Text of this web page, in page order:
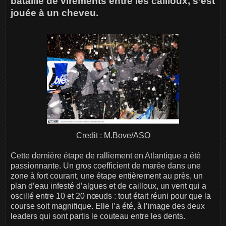
jouée à un cheveu.
Credit : M.Bove/ASO
Cette dernière étape de ralliement en Atlantique a été
passionnante. Un gros coefficient de marée dans une
zone à fort courant, une étape entièrement au près, un
plan d’eau infesté d’algues et de cailloux, un vent qui a
oscillé entre 10 et 20 nœuds : tout était réuni pour que la
course soit magnifique. Elle l’a été, à l’image des deux
leaders qui sont partis le couteau entre les dents.